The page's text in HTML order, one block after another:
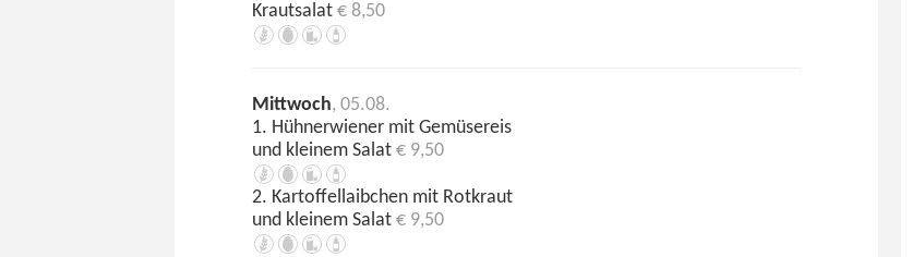
Krautsalat € 8,50
Mittwoch, 05.08.
1. Hühnerwiener mit Gemüsereis
und kleinem Salat € 9,50
2. Kartoffellaibchen mit Rotkraut
und kleinem Salat € 9,50